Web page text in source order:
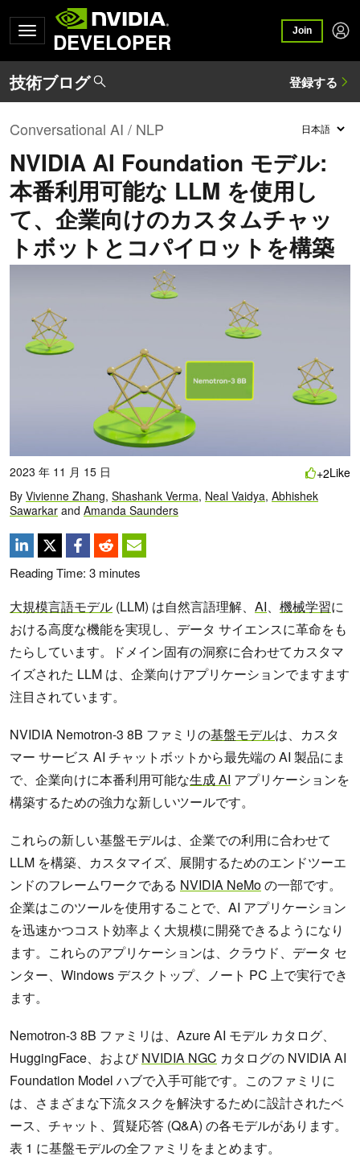
DEVELOPER Join
Conversational AI / NLP
NVIDIA AI Foundation モデル:
本番利用可能な LLM を使用し
て、企業向けのカスタムチャッ
トボットとコパイロットを構築
2023 年 11 月 15 日
By Vivienne Zhang, Shashank Verma, Neal Vaidya, Abhishek
Sawarkar and Amanda Saunders
+2Like
Reading Time: 3 minutes
大規模言語モデル (LLM) は自然言語理解、 AI、 機械学習に
おける高度な機能を実現し、データ サイエンスに革命をも
たらしています。ドメイン固有の洞察に合わせてカスタマ
イズされた LLM は、企業向けアプリケーションでますます
注目されています。
NVIDIA Nemotron-3 8B ファミリの基盤モデルは、カスタ
マー サービス AI チャットボットから最先端の AI 製品にま
で、企業向けに本番利用可能な生成 AI アプリケーションを
構築するための強力な新しいツールです。
これらの新しい基盤モデルは、企業での利用に合わせて
LLM を構築、カスタマイズ、展開するためのエンドツーエ
ンドのフレームワークである NVIDIA NeMoの一部です。
企業はこのツールを使用することで、AI アプリケーション
を迅速かつコスト効率よく大規模に開発できるようになり
ます。これらのアプリケーションは、クラウド、データ セ
ンター、Windows デスクトップ、ノート PC 上で実行でき
ます。
Nemotron-3 8B ファミリは、Azure AI モデル カタログ、
HuggingFace、およびNVIDIA NGC カタログの NVIDIA AI
Foundation Model ハブで入手可能です。このファミリに
は、さまざまな下流タスクを解決するために設計されたベ
ース、チャット、質疑応答 (Q&A) の各モデルがあります。
表 1 に基盤モデルの全ファミリをまとめます。